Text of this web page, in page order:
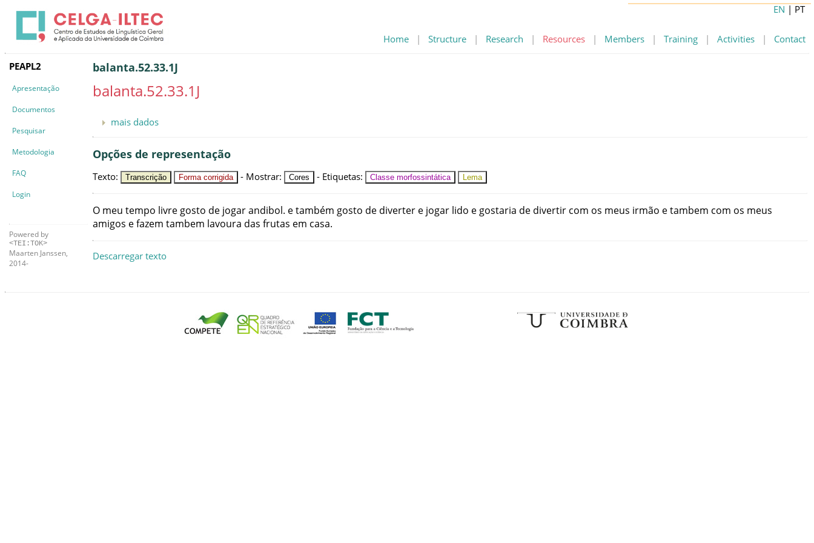
Home | Structure | Research | Resources | Members | Training | Activities | Contact
EN | PT
PEAPL2
Apresentação
Documentos
Pesquisar
Metodologia
FAQ
Login
Powered by
<TEI:TOK>
Maarten Janssen,
2014-
balanta.52.33.1J
balanta.52.33.1J
mais dados
Opções de representação
Texto: Transcrição Forma corrigida - Mostrar: Cores - Etiquetas: Classe morfossintática Lema
O meu tempo livre gosto de jogarandibol. etambém gosto de diverter e jogar lido e gostaria de divertir com os meus irmão etambem com os meus
amigos efazem tambem lavoura das frutas em casa.
Descarregar texto